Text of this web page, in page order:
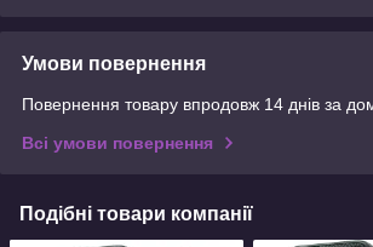
Умови повернення
Повернення товару впродовж 14 днів за
Всі умови повернення
Подібні товари компанії